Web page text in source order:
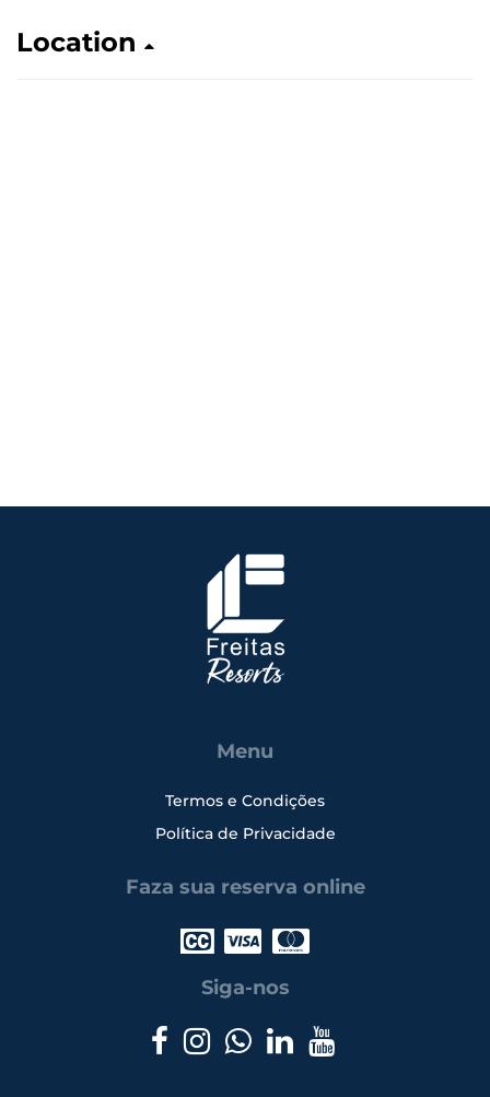
Location
Menu
Termos e Condições
Política de Privacidade
Faza sua reserva online
Siga-nos